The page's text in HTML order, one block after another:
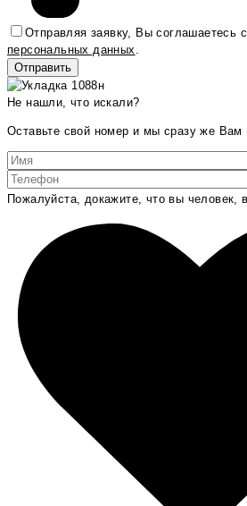
Отправляя заявку, Вы соглашаетесь
персональных данных.
Не нашли, что искали?
Оставьте свой номер и мы сразу же Вам
Пожалуйста, докажите, что вы человек,